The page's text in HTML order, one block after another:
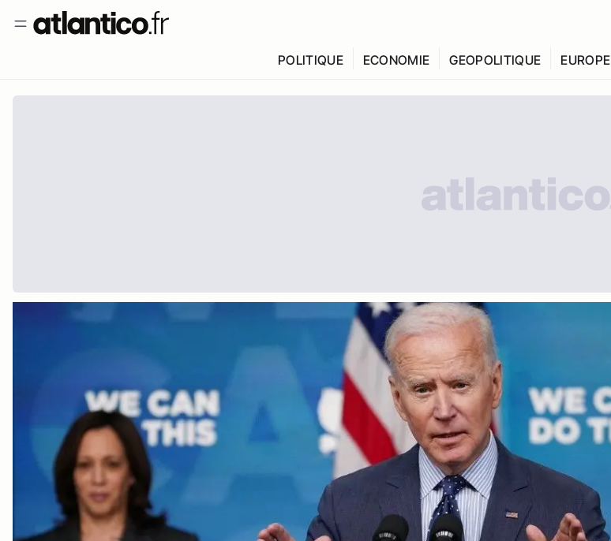
POLITIQUE ECONOMIE GEOPOLITIQUE EUROPE